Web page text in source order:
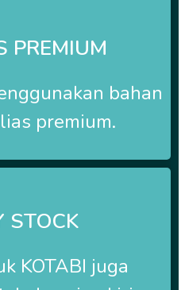
PREMIUM
bahan
premium.
STOCK
KOTABI juga